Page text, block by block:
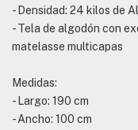
- Densidad: 24 kilos de
- Tela de algodón con
matelasse multicapas
Medidas:
- Largo: 190 cm
- Ancho: 100 cm